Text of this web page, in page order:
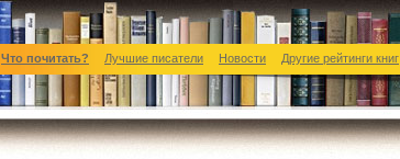
Что почитать? Лучшие писатели Новости Другие рейтинги книг